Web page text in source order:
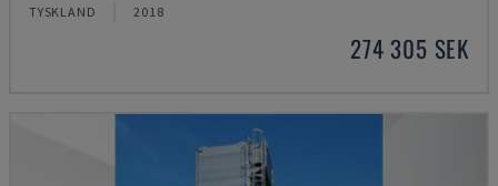
TYSKLAND 2018
274 305 SEK